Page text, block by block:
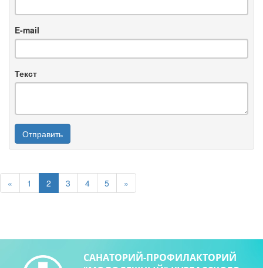
E-mail
Текст
Отправить
« 1 2 3 4 5 »
САНАТОРИЙ-ПРОФИЛАКТОРИЙ